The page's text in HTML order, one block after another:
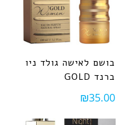
בושם לאישה גולד ניו
ברנד GOLD
₪35.00